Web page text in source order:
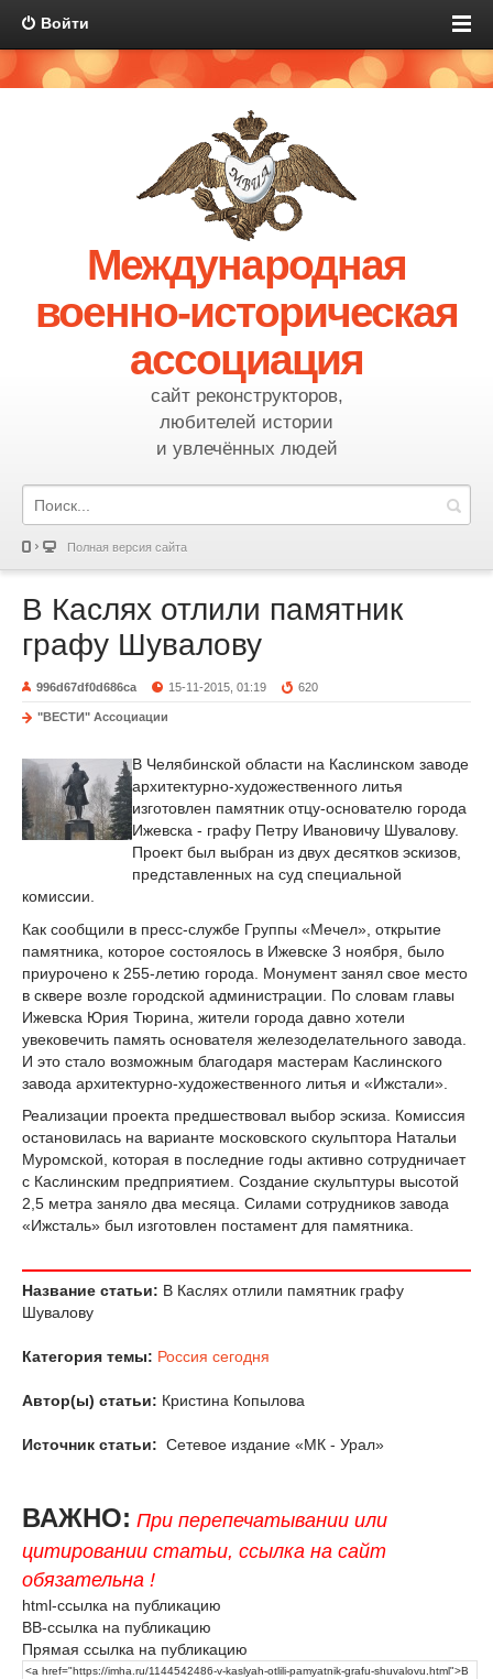
Войти
Международная
военно-историческая
ассоциация
сайт реконструкторов,
любителей истории
и увлечённых людей
Полная версия сайта
В Каслях отлили памятник
графу Шувалову
996d67df0d686ca 15-11-2015, 01:19 620
"ВЕСТИ" Ассоциации
В Челябинской области на Каслинском заводе
архитектурно-художественного литья
изготовлен памятник отцу-основателю города
Ижевска - графу Петру Ивановичу Шувалову.
Проект был выбран из двух десятков эскизов,
представленных на суд специальной
комиссии.
Как сообщили в пресс-службе Группы «Мечел», открытие
памятника, которое состоялось в Ижевске 3 ноября, было
приурочено к 255-летию города. Монумент занял свое место
в сквере возле городской администрации. По словам главы
Ижевска Юрия Тюрина, жители города давно хотели
увековечить память основателя железоделательного завода.
И это стало возможным благодаря мастерам Каслинского
завода архитектурно-художественного литья и «Ижстали».
Реализации проекта предшествовал выбор эскиза. Комиссия
остановилась на варианте московского скульптора Натальи
Муромской, которая в последние годы активно сотрудничает
с Каслинским предприятием. Создание скульптуры высотой
2,5 метра заняло два месяца. Силами сотрудников завода
«Ижсталь» был изготовлен постамент для памятника.
Название статьи: В Каслях отлили памятник графу
Шувалову
Категория темы: Россия сегодня
Автор(ы) статьи: Кристина Копылова
Источник статьи: Сетевое издание «МК - Урал»
ВАЖНО: При перепечатывании или
цитировании статьи, ссылка на сайт
обязательна !
html-ссылка на публикацию
BB-ссылка на публикацию
Прямая ссылка на публикацию